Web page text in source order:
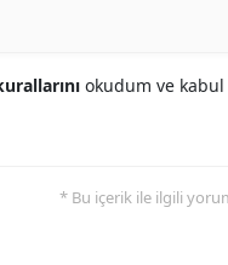
okudum ve
* Bu içerik ile ilgili